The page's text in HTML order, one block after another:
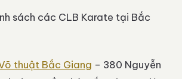
sách các CLB Karate tại Bắc
thuật Bắc Giang – 380 Nguyễn